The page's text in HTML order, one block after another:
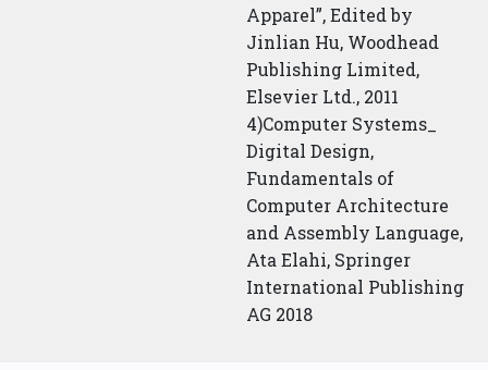
Apparel”, Edited by
Jinlian Hu, Woodhead
Publishing Limited,
Elsevier Ltd., 2011
4)Computer Systems_
Digital Design,
Fundamentals of
Computer Architecture
and Assembly Language,
Ata Elahi, Springer
International Publishing
AG 2018